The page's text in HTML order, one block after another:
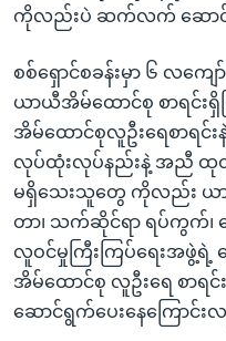
ကိုလည်းပဲ ဆက်လက် ဆောင်ရွ
စစ်ရှောင်စခန်းမှာ ၆ လက
ယာယီအိမ်ထောင်စု စာရင်း
အိမ်ထောင်စုလူဦးရေစာရင်း
လုပ်ထုံးလုပ်နည်းနဲ့ အညီ ထုတ်
မရှိသေးသူတွေ ကိုလည်း ယာ
တာ၊ သက်ဆိုင်ရာ ရပ်ကွက်၊ က
လူဝင်မှုကြီးကြပ်ရေးအဖွဲ့ရဲ့
အိမ်ထောင်စု လူဦးရေ စာရင်
ဆောင်ရွက်ပေးနေကြောင်း